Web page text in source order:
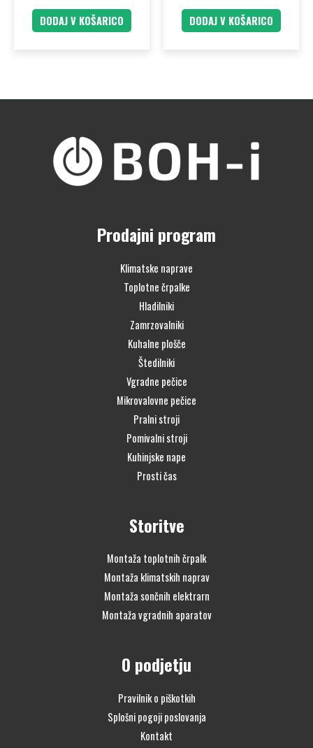
DODAJ V KOŠARICO DODAJ V KOŠARICO
Prodajni program
Klimatske naprave
Toplotne črpalke
Hladilniki
Zamrzovalniki
Kuhalne plošče
Štedilniki
Vgradne pečice
Mikrovalovne pečice
Pralni stroji
Pomivalni stroji
Kuhinjske nape
Prosti čas
Storitve
Montaža toplotnih črpalk
Montaža klimatskih naprav
Montaža sončnih elektrarn
Montaža vgradnih aparatov
O podjetju
Pravilnik o piškotkih
Splošni pogoji poslovanja
Kontakt